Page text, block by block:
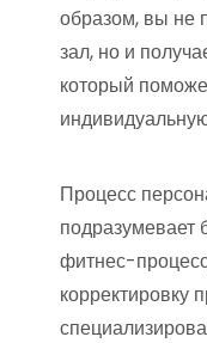
образом, вы не
зал, но и
который
Процесс
подразумевает
фитнес-
корректировку